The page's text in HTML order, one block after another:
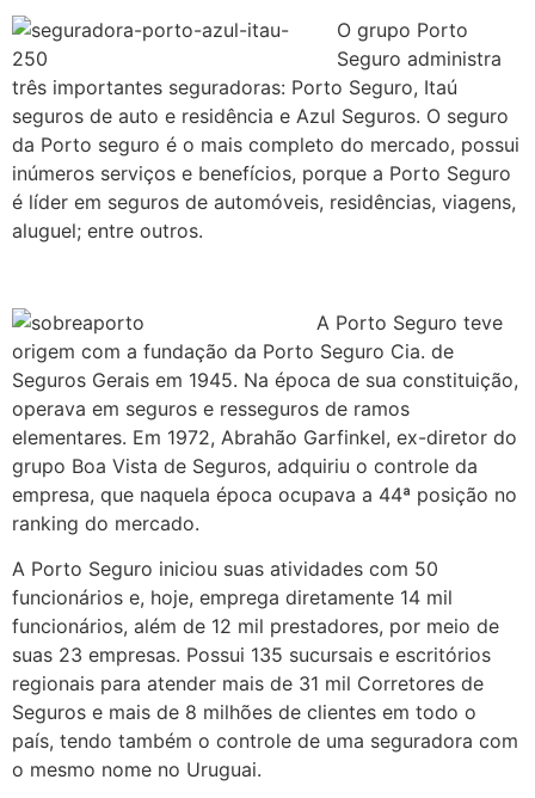
O grupo Porto
Seguro administra
três importantes seguradoras: Porto Seguro, Itaú
seguros de auto e residência e Azul Seguros. O seguro
da Porto seguro é o mais completo do mercado, possui
inúmeros serviços e benefícios, porque a Porto Seguro
é líder em seguros de automóveis, residências, viagens,
aluguel; entre outros.
A Porto Seguro teve
origem com a fundação da Porto Seguro Cia. de
Seguros Gerais em 1945. Na época de sua constituição,
operava em seguros e resseguros de ramos
elementares. Em 1972, Abrahão Garfinkel, ex-diretor do
grupo Boa Vista de Seguros, adquiriu o controle da
empresa, que naquela época ocupava a 44ª posição no
ranking do mercado.
A Porto Seguro iniciou suas atividades com 50
funcionários e, hoje, emprega diretamente 14 mil
funcionários, além de 12 mil prestadores, por meio de
suas 23 empresas. Possui 135 sucursais e escritórios
regionais para atender mais de 31 mil Corretores de
Seguros e mais de 8 milhões de clientes em todo o
país, tendo também o controle de uma seguradora com
o mesmo nome no Uruguai.